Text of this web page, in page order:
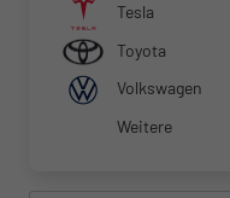
Tesla
Toyota
Volkswagen
Weitere